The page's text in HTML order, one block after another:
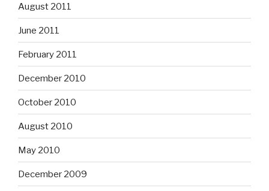
August 2011
June 2011
February 2011
December 2010
October 2010
August 2010
May 2010
December 2009